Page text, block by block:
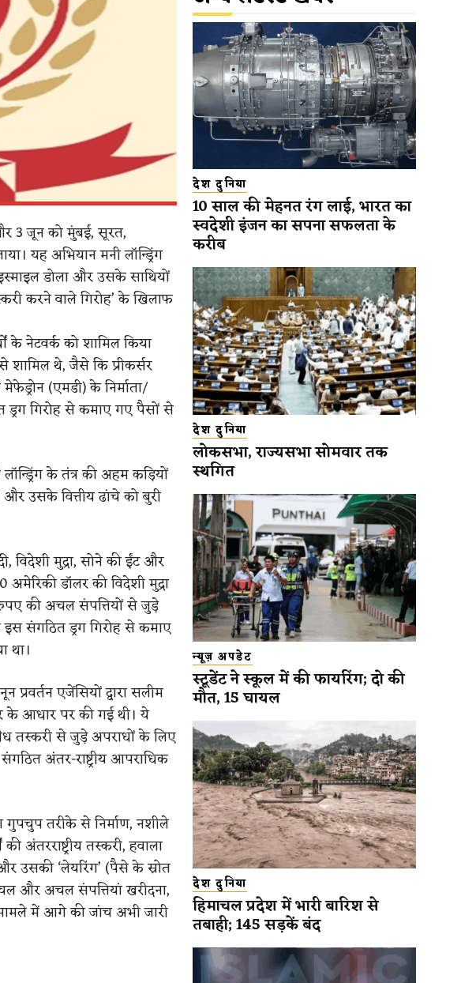
3 जून को मुंबई, सूरत,
यह अभियान मनी लॉन्ड्रिंग
डोला और उसके साथियों
करने वाले गिरोह’ के खिलाफ
के नेटवर्क को शामिल किया
थे, जैसे कि प्रीकर्सर
(एमडी) के निर्माता/
गिरोह से कमाए गए पैसों से
के तंत्र की अहम कड़ियों
और उसके वित्तीय ढांचे को बुरी
विदेशी मुद्रा, सोने की ईंट और
डॉलर की विदेशी मुद्रा
की अचल संपत्तियों से जुड़े
संगठित ड्रग गिरोह से कमाए
था।
एजेंसियों द्वारा सलीम
आधार पर की गई थी। ये
तस्करी से जुड़े अपराधों के लिए
अंतर-राष्ट्रीय आपराधिक
गुपचुप तरीके से निर्माण, नशीले
अंतरराष्ट्रीय तस्करी, हवाला
उसकी ‘लेयरिंग’ (पैसे के स्रोत
और अचल संपत्तियां खरीदना,
में आगे की जांच अभी जारी
देश दुनिया
10 साल की मेहनत रंग लाई, भारत का
स्वदेशी इंजन का सपना सफलता के
करीब
देश दुनिया
लोकसभा, राज्यसभा सोमवार तक
स्थगित
न्यूज़ अपडेट
स्टूडेंट ने स्कूल में की फायरिंग; दो की
मौत, 15 घायल
देश दुनिया
हिमाचल प्रदेश में भारी बारिश से
तबाही; 145 सड़कें बंद